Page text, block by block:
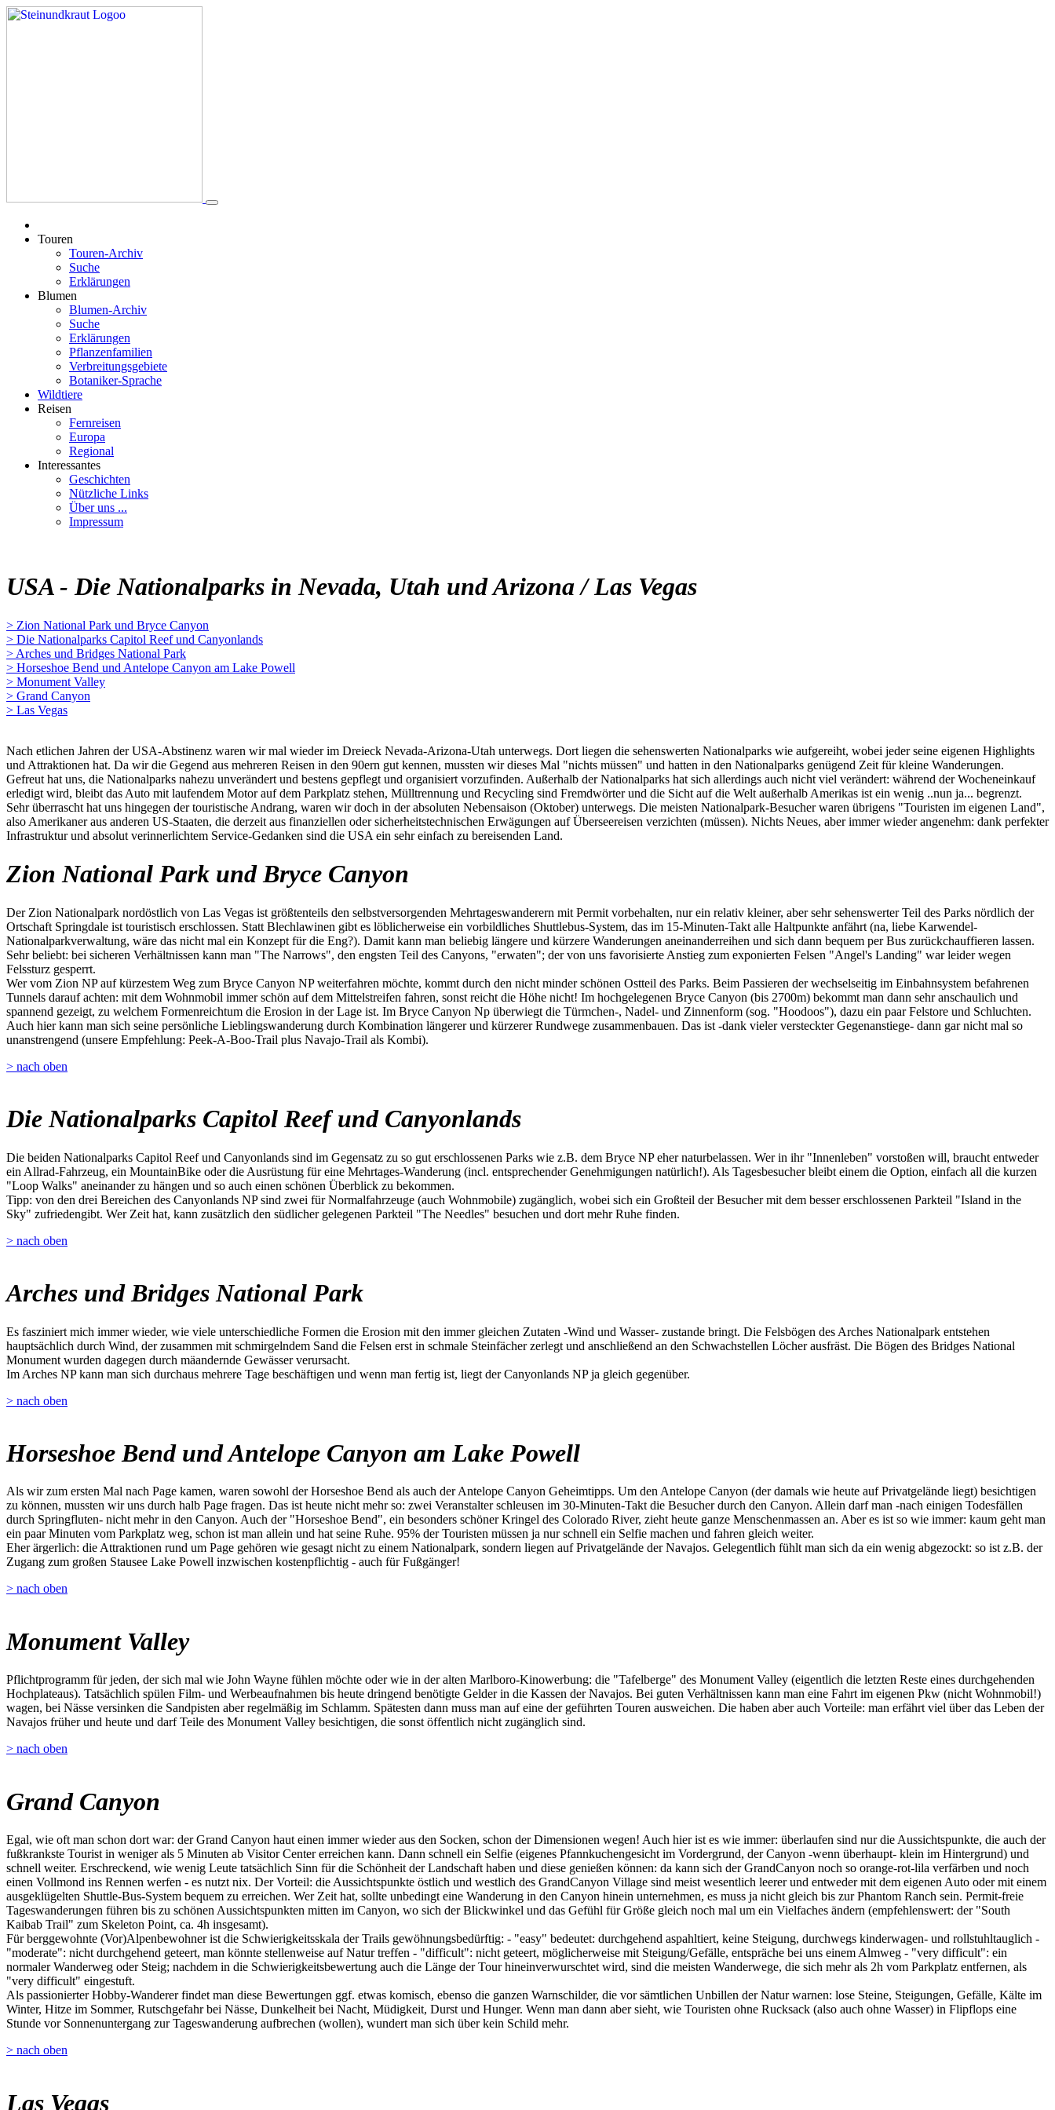
Touren
Touren-Archiv
Suche
Erklärungen
Blumen
Blumen-Archiv
Suche
Erklärungen
Pflanzenfamilien
Verbreitungsgebiete
Botaniker-Sprache
Wildtiere
Reisen
Fernreisen
Europa
Regional
Interessantes
Geschichten
Nützliche Links
Über uns ...
Impressum
USA - Die Nationalparks in Nevada, Utah und Arizona / Las Vegas
> Zion National Park und Bryce Canyon
> Die Nationalparks Capitol Reef und Canyonlands
> Arches und Bridges National Park
> Horseshoe Bend und Antelope Canyon am Lake Powell
> Monument Valley
> Grand Canyon
> Las Vegas
Nach etlichen Jahren der USA-Abstinenz waren wir mal wieder im Dreieck Nevada-Arizona-Utah unterwegs. Dort liegen die sehenswerten Nationalparks wie aufgereiht, wobei jeder seine eigenen Highlights
und Attraktionen hat. Da wir die Gegend aus mehreren Reisen in den 90ern gut kennen, mussten wir dieses Mal "nichts müssen" und hatten in den Nationalparks genügend Zeit für kleine Wanderungen.
Gefreut hat uns, die Nationalparks nahezu unverändert und bestens gepflegt und organisiert vorzufinden. Außerhalb der Nationalparks hat sich allerdings auch nicht viel verändert: während der Wocheneinkauf
erledigt wird, bleibt das Auto mit laufendem Motor auf dem Parkplatz stehen, Mülltrennung und Recycling sind Fremdwörter und die Sicht auf die Welt außerhalb Amerikas ist ein wenig ..nun ja... begrenzt.
Sehr überrascht hat uns hingegen der touristische Andrang, waren wir doch in der absoluten Nebensaison (Oktober) unterwegs. Die meisten Nationalpark-Besucher waren übrigens "Touristen im eigenen Land",
also Amerikaner aus anderen US-Staaten, die derzeit aus finanziellen oder sicherheitstechnischen Erwägungen auf Überseereisen verzichten (müssen). Nichts Neues, aber immer wieder angenehm: dank perfekter
Infrastruktur und absolut verinnerlichtem Service-Gedanken sind die USA ein sehr einfach zu bereisenden Land.
Zion National Park und Bryce Canyon
Der Zion Nationalpark nordöstlich von Las Vegas ist größtenteils den selbstversorgenden Mehrtageswanderern mit Permit vorbehalten, nur ein relativ kleiner, aber sehr sehenswerter Teil des Parks nördlich der
Ortschaft Springdale ist touristisch erschlossen. Statt Blechlawinen gibt es löblicherweise ein vorbildliches Shuttlebus-System, das im 15-Minuten-Takt alle Haltpunkte anfährt (na, liebe Karwendel-
Nationalparkverwaltung, wäre das nicht mal ein Konzept für die Eng?). Damit kann man beliebig längere und kürzere Wanderungen aneinanderreihen und sich dann bequem per Bus zurückchauffieren lassen.
Sehr beliebt: bei sicheren Verhältnissen kann man "The Narrows", den engsten Teil des Canyons, "erwaten"; der von uns favorisierte Anstieg zum exponierten Felsen "Angel's Landing" war leider wegen
Felssturz gesperrt.
Wer vom Zion NP auf kürzestem Weg zum Bryce Canyon NP weiterfahren möchte, kommt durch den nicht minder schönen Ostteil des Parks. Beim Passieren der wechselseitig im Einbahnsystem befahrenen
Tunnels darauf achten: mit dem Wohnmobil immer schön auf dem Mittelstreifen fahren, sonst reicht die Höhe nicht! Im hochgelegenen Bryce Canyon (bis 2700m) bekommt man dann sehr anschaulich und
spannend gezeigt, zu welchem Formenreichtum die Erosion in der Lage ist. Im Bryce Canyon Np überwiegt die Türmchen-, Nadel- und Zinnenform (sog. "Hoodoos"), dazu ein paar Felstore und Schluchten.
Auch hier kann man sich seine persönliche Lieblingswanderung durch Kombination längerer und kürzerer Rundwege zusammenbauen. Das ist -dank vieler versteckter Gegenanstiege- dann gar nicht mal so
unanstrengend (unsere Empfehlung: Peek-A-Boo-Trail plus Navajo-Trail als Kombi).
> nach oben
Die Nationalparks Capitol Reef und Canyonlands
Die beiden Nationalparks Capitol Reef und Canyonlands sind im Gegensatz zu so gut erschlossenen Parks wie z.B. dem Bryce NP eher naturbelassen. Wer in ihr "Innenleben" vorstoßen will, braucht entweder
ein Allrad-Fahrzeug, ein MountainBike oder die Ausrüstung für eine Mehrtages-Wanderung (incl. entsprechender Genehmigungen natürlich!). Als Tagesbesucher bleibt einem die Option, einfach all die kurzen
"Loop Walks" aneinander zu hängen und so auch einen schönen Überblick zu bekommen.
Tipp: von den drei Bereichen des Canyonlands NP sind zwei für Normalfahrzeuge (auch Wohnmobile) zugänglich, wobei sich ein Großteil der Besucher mit dem besser erschlossenen Parkteil "Island in the
Sky" zufriedengibt. Wer Zeit hat, kann zusätzlich den südlicher gelegenen Parkteil "The Needles" besuchen und dort mehr Ruhe finden.
> nach oben
Arches und Bridges National Park
Es fasziniert mich immer wieder, wie viele unterschiedliche Formen die Erosion mit den immer gleichen Zutaten -Wind und Wasser- zustande bringt. Die Felsbögen des Arches Nationalpark entstehen
hauptsächlich durch Wind, der zusammen mit schmirgelndem Sand die Felsen erst in schmale Steinfächer zerlegt und anschließend an den Schwachstellen Löcher ausfräst. Die Bögen des Bridges National
Monument wurden dagegen durch mäandernde Gewässer verursacht.
Im Arches NP kann man sich durchaus mehrere Tage beschäftigen und wenn man fertig ist, liegt der Canyonlands NP ja gleich gegenüber.
> nach oben
Horseshoe Bend und Antelope Canyon am Lake Powell
Als wir zum ersten Mal nach Page kamen, waren sowohl der Horseshoe Bend als auch der Antelope Canyon Geheimtipps. Um den Antelope Canyon (der damals wie heute auf Privatgelände liegt) besichtigen
zu können, mussten wir uns durch halb Page fragen. Das ist heute nicht mehr so: zwei Veranstalter schleusen im 30-Minuten-Takt die Besucher durch den Canyon. Allein darf man -nach einigen Todesfällen
durch Springfluten- nicht mehr in den Canyon. Auch der "Horseshoe Bend", ein besonders schöner Kringel des Colorado River, zieht heute ganze Menschenmassen an. Aber es ist so wie immer: kaum geht man
ein paar Minuten vom Parkplatz weg, schon ist man allein und hat seine Ruhe. 95% der Touristen müssen ja nur schnell ein Selfie machen und fahren gleich weiter.
Eher ärgerlich: die Attraktionen rund um Page gehören wie gesagt nicht zu einem Nationalpark, sondern liegen auf Privatgelände der Navajos. Gelegentlich fühlt man sich da ein wenig abgezockt: so ist z.B. der
Zugang zum großen Stausee Lake Powell inzwischen kostenpflichtig - auch für Fußgänger!
> nach oben
Monument Valley
Pflichtprogramm für jeden, der sich mal wie John Wayne fühlen möchte oder wie in der alten Marlboro-Kinowerbung: die "Tafelberge" des Monument Valley (eigentlich die letzten Reste eines durchgehenden
Hochplateaus). Tatsächlich spülen Film- und Werbeaufnahmen bis heute dringend benötigte Gelder in die Kassen der Navajos. Bei guten Verhältnissen kann man eine Fahrt im eigenen Pkw (nicht Wohnmobil!)
wagen, bei Nässe versinken die Sandpisten aber regelmäßig im Schlamm. Spätesten dann muss man auf eine der geführten Touren ausweichen. Die haben aber auch Vorteile: man erfährt viel über das Leben der
Navajos früher und heute und darf Teile des Monument Valley besichtigen, die sonst öffentlich nicht zugänglich sind.
> nach oben
Grand Canyon
Egal, wie oft man schon dort war: der Grand Canyon haut einen immer wieder aus den Socken, schon der Dimensionen wegen! Auch hier ist es wie immer: überlaufen sind nur die Aussichtspunkte, die auch der
fußkrankste Tourist in weniger als 5 Minuten ab Visitor Center erreichen kann. Dann schnell ein Selfie (eigenes Pfannkuchengesicht im Vordergrund, der Canyon -wenn überhaupt- klein im Hintergrund) und
schnell weiter. Erschreckend, wie wenig Leute tatsächlich Sinn für die Schönheit der Landschaft haben und diese genießen können: da kann sich der GrandCanyon noch so orange-rot-lila verfärben und noch
einen Vollmond ins Rennen werfen - es nutzt nix. Der Vorteil: die Aussichtspunkte östlich und westlich des GrandCanyon Village sind meist wesentlich leerer und entweder mit dem eigenen Auto oder mit einem
ausgeklügelten Shuttle-Bus-System bequem zu erreichen. Wer Zeit hat, sollte unbedingt eine Wanderung in den Canyon hinein unternehmen, es muss ja nicht gleich bis zur Phantom Ranch sein. Permit-freie
Tageswanderungen führen bis zu schönen Aussichtspunkten mitten im Canyon, wo sich der Blickwinkel und das Gefühl für Größe gleich noch mal um ein Vielfaches ändern (empfehlenswert: der "South
Kaibab Trail" zum Skeleton Point, ca. 4h insgesamt).
Für berggewohnte (Vor)Alpenbewohner ist die Schwierigkeitsskala der Trails gewöhnungsbedürftig: - "easy" bedeutet: durchgehend aspahltiert, keine Steigung, durchwegs kinderwagen- und rollstuhltauglich -
"moderate": nicht durchgehend geteert, man könnte stellenweise auf Natur treffen - "difficult": nicht geteert, möglicherweise mit Steigung/Gefälle, entspräche bei uns einem Almweg - "very difficult": ein
normaler Wanderweg oder Steig; nachdem in die Schwierigkeitsbewertung auch die Länge der Tour hineinverwurschtet wird, sind die meisten Wanderwege, die sich mehr als 2h vom Parkplatz entfernen, als
"very difficult" eingestuft.
Als passionierter Hobby-Wanderer findet man diese Bewertungen ggf. etwas komisch, ebenso die ganzen Warnschilder, die vor sämtlichen Unbillen der Natur warnen: lose Steine, Steigungen, Gefälle, Kälte im
Winter, Hitze im Sommer, Rutschgefahr bei Nässe, Dunkelheit bei Nacht, Müdigkeit, Durst und Hunger. Wenn man dann aber sieht, wie Touristen ohne Rucksack (also auch ohne Wasser) in Flipflops eine
Stunde vor Sonnenuntergang zur Tageswanderung aufbrechen (wollen), wundert man sich über kein Schild mehr.
> nach oben
Las Vegas